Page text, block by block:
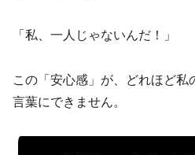
「私、一人じゃないんだ！」
この「安心感」が、どれほど私
言葉にできません。